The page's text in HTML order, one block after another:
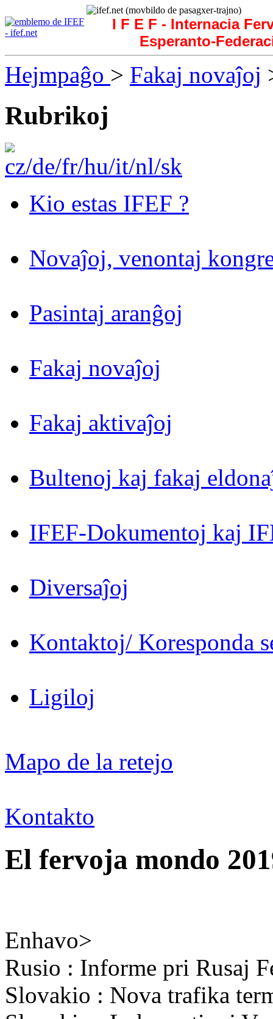
I F E F - Internacia
Esperanto-
Hejmpaĝo > Fakaj novaĵoj
Rubrikoj
Kio estas IFEF ?
Novaĵoj, venontaj
Pasintaj aranĝoj
Fakaj novaĵoj
Fakaj aktivaĵoj
Bultenoj kaj fakaj
IFEF-Dokumentoj kaj
Diversaĵoj
Kontaktoj/ Koresponda
Ligiloj
Mapo de la retejo
Kontakto
El fervoja mondo
Enhavo>
Rusio : Informe pri Rusaj
Slovakio : Nova trafika